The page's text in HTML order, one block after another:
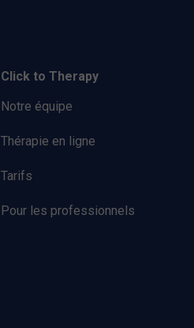
Click to Therapy
Notre équipe
Thérapie en ligne
Tarifs
Pour les professionnels